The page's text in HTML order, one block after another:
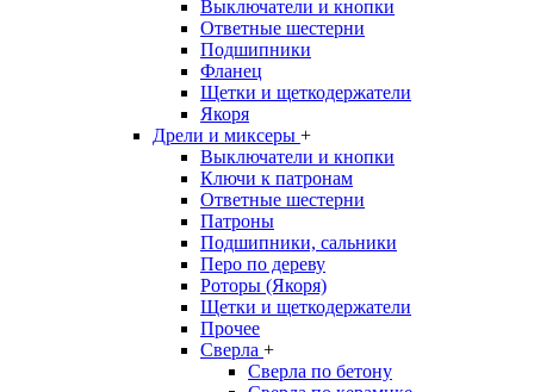
Выключатели и кнопки
Ответные шестерни
Подшипники
Фланец
Щетки и щеткодержатели
Якоря
Дрели и миксеры +
Выключатели и кнопки
Ключи к патронам
Ответные шестерни
Патроны
Подшипники, сальники
Перо по дереву
Роторы (Якоря)
Щетки и щеткодержатели
Прочее
Сверла +
Сверла по бетону